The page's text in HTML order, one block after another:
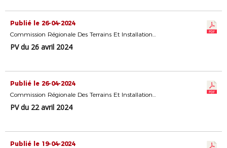
Publié le 26-04-2024
Commission Régionale Des Terrains Et Installations Sportives
PV du 26 avril 2024
Publié le 26-04-2024
Commission Régionale Des Terrains Et Installations Sportives
PV du 22 avril 2024
Publié le 19-04-2024